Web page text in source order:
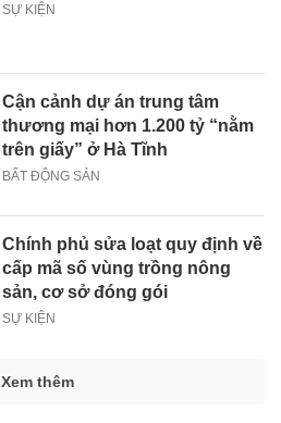
SỰ KIỆN
Cận cảnh dự án trung tâm
thương mại hơn 1.200 tỷ “nằm
trên giấy” ở Hà Tĩnh
BẤT ĐỘNG SẢN
Chính phủ sửa loạt quy định về
cấp mã số vùng trồng nông
sản, cơ sở đóng gói
SỰ KIỆN
Xem thêm